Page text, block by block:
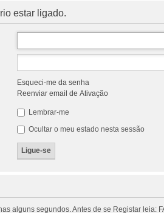
estar ligado.
Esqueci-me da senha
Reenviar email de Ativação
Lembrar-me
Ocultar o meu estado nesta sessão
alguns segundos. Antes de se Registar